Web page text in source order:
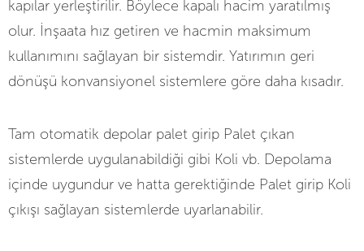
kapılar yerleştirilir. Böylece kapalı hacim yaratılmış
olur. İnşaata hız getiren ve hacmin maksimum
kullanımını sağlayan bir sistemdir. Yatırımın geri
dönüşü konvansiyonel sistemlere göre daha kısadır.
Tam otomatik depolar palet girip Palet çıkan
sistemlerde uygulanabildiği gibi Koli vb. Depolama
içinde uygundur ve hatta gerektiğinde Palet girip Koli
çıkışı sağlayan sistemlerde uyarlanabilir.